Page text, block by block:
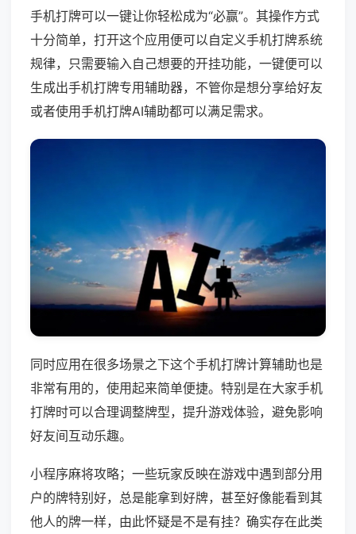
手机打牌可以一键让你轻松成为“必赢”。其操作方式
十分简单，打开这个应用便可以自定义手机打牌系统
规律，只需要输入自己想要的开挂功能，一键便可以
生成出手机打牌专用辅助器，不管你是想分享给好友
或者使用手机打牌AI辅助都可以满足需求。
同时应用在很多场景之下这个手机打牌计算辅助也是
非常有用的，使用起来简单便捷。特别是在大家手机
打牌时可以合理调整牌型，提升游戏体验，避免影响
好友间互动乐趣。
小程序麻将攻略；一些玩家反映在游戏中遇到部分用
户的牌特别好，总是能拿到好牌，甚至好像能看到其
他人的牌一样，由此怀疑是不是有挂？确实存在此类